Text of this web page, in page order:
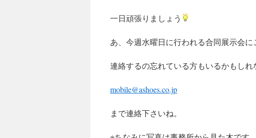
一日頑張りましょう
あ、今週水曜日に行われる合同展示会に
連絡するの忘れている方もいるかもしれ
mobile@ashoes.co.jp
まで連絡下さいね。